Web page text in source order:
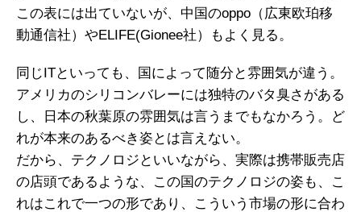
この表には出ていないが、中国のoppo（広東欧珀移
動通信社）やELIFE(Gionee社）もよく見る。
同じITといっても、国によって随分と雰囲気が違う。
アメリカのシリコンバレーには独特のバタ臭さがある
し、日本の秋葉原の雰囲気は言うまでもなかろう。ど
れが本来のあるべき姿とは言えない。
だから、テクノロジといいながら、実際は携帯販売店
の店頭であるような、この国のテクノロジの姿も、こ
れはこれで一つの形であり、こういう市場の形に合わ